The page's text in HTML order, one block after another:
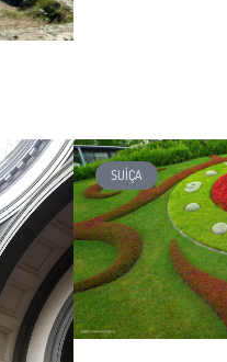
SUÍÇA